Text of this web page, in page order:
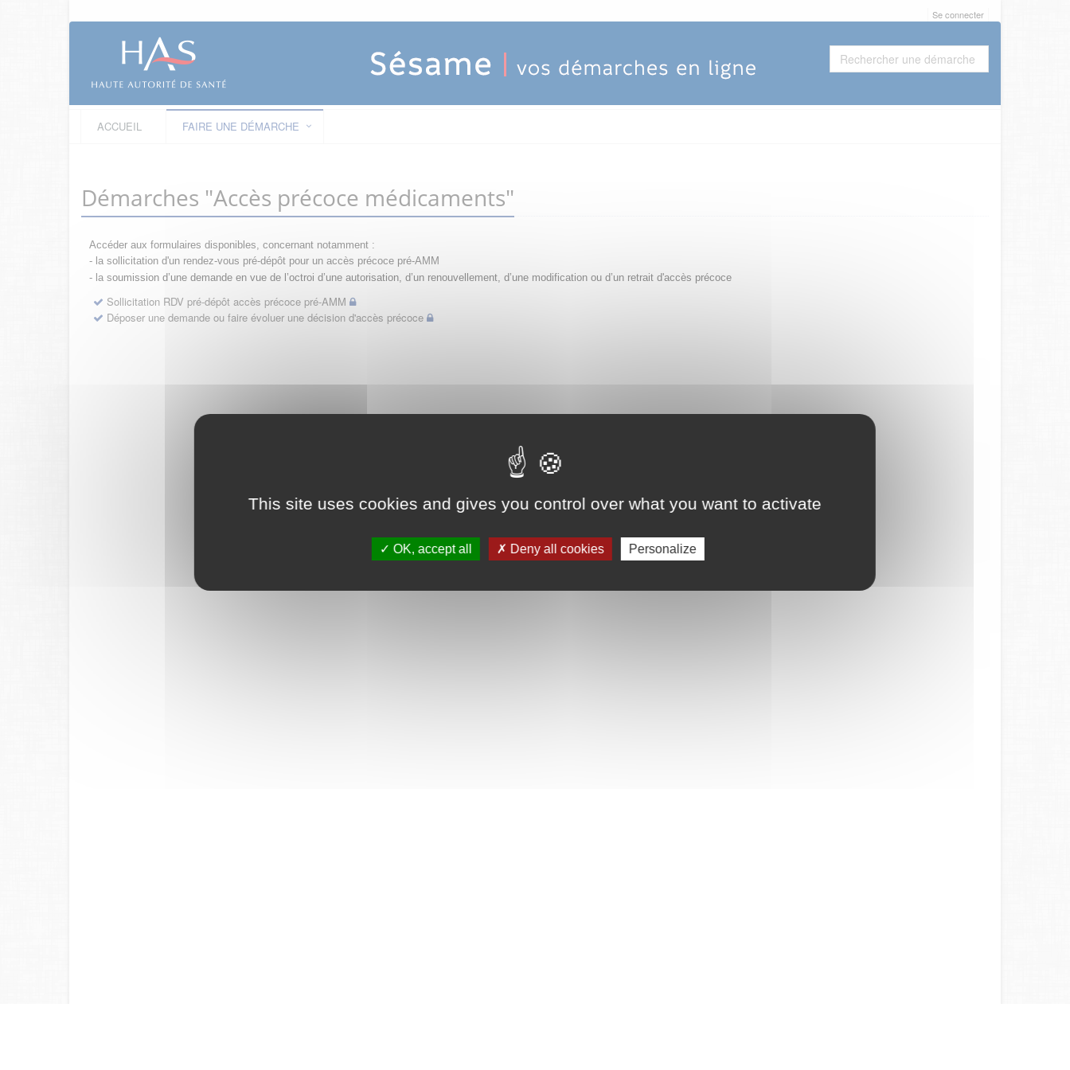
This site uses cookies and gives you control over what you want to activate
OK, accept all Deny all cookies Personalize
Se connecter
ACCUEIL FAIRE UNE DÉMARCHE
Démarches "Accès précoce médicaments"
Accéder aux formulaires disponibles, concernant notamment :
- la sollicitation d'un rendez-vous pré-dépôt pour un accès précoce pré-AMM
- la soumission d’une demande en vue de l’octroi d’une autorisation, d’un renouvellement, d’une modification ou d’un retrait d'accès précoce
Sollicitation RDV pré-dépôt accès précoce pré-AMM
Déposer une demande ou faire évoluer une décision d'accès précoce